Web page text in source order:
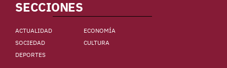
SECCIONES
ACTUALIDAD
ECONOMÍA
SOCIEDAD
CULTURA
DEPORTES